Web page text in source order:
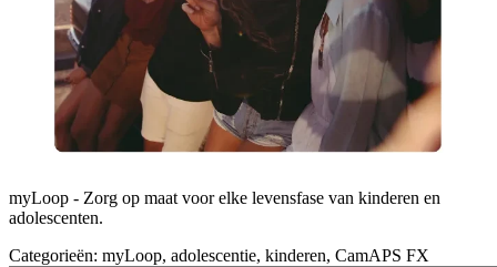
myLoop - Zorg op maat voor elke levensfase van kinderen en
adolescenten.
Categorieën: myLoop, adolescentie, kinderen, CamAPS FX